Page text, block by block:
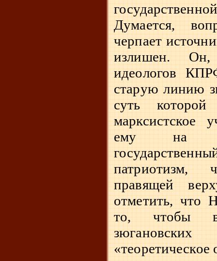
Думается,
черпает
излишен.
идеологов
старую линию
суть которой
марксистское
ему на
патриотизм,
правящей
отметить, что
то, чтобы